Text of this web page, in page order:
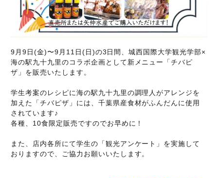
9月9日(金)〜9月11日(日)の3日間、城西国際大学観光学部×
海の駅九十九里のコラボ企画として新メニュー「チバピ
ザ」を販売いたします。
学生考案のレシピに海の駅九十九里の調理人がアレンジを
加えた「チバピザ」には、千葉県産食材がふんだんに使用
されています♪
各種、10食限定販売ですのでお早めに！
また、店内各所にて学生の「観光アンケート」を実施して
おりますので、ご協力お願いいたします。